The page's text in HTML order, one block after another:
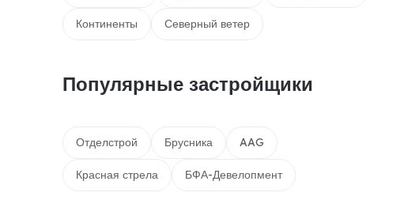
Континенты Северный ветер
Популярные застройщики
Отделстрой Брусника AAG
Красная стрела БФА-Девелопмент